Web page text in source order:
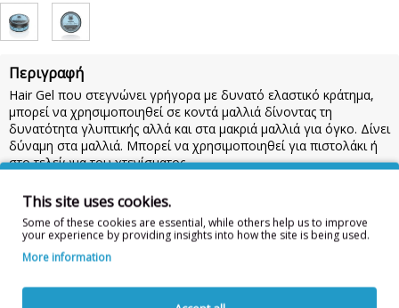
Περιγραφή
Hair Gel που στεγνώνει γρήγορα με δυνατό ελαστικό κράτημα,
μπορεί να χρησιμοποιηθεί σε κοντά μαλλιά δίνοντας τη
δυνατότητα γλυπτικής αλλά και στα μακριά μαλλιά για όγκο. Δίνει
δύναμη στα μαλλιά. Μπορεί να χρησιμοποιηθεί για πιστολάκι ή
στο τελείωμα του χτενίσματος.
μπορείτε να το διανείμετε σε βρεγμένα μαλλιά και εξασφαλίζει
ότι τα μαλλιά σας θα φαίνονται παχύτερα και πληρέστερα.150ml
Οδηγίες Χρήσης:
Σε βρεγμένα μαλλιά απλώστε μια μικρή
ποσότητα και ύστερα στεγνώστε με ένα πιστολάκι ή σε στεγνά
εφαρμόστε στα μαλλιά και κάντε οποιοδήποτε στυλ επιθυμείτε.
This site uses cookies.
Some of these cookies are essential, while others help us to improve
your experience by providing insights into how the site is being used.
More information